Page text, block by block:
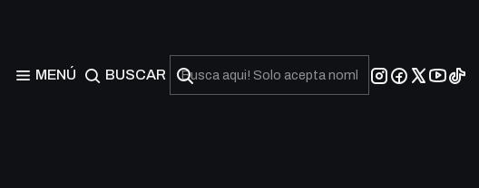
MENÚ BUSCAR